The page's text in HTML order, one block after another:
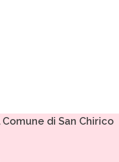
di San Chirico